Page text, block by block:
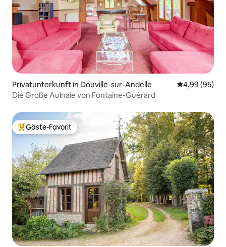
Privatunterkunft in Douville-sur-Andelle
4,99 (95)
Die Große Aulnaie von Fontaine-Guérard
Beliebter Gäste-Favorit.
Gäste-Favorit